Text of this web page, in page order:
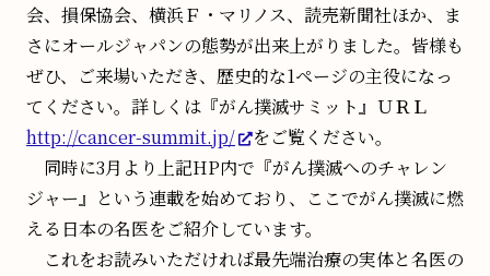
会、損保協会、横浜Ｆ・マリノス、読売新聞社ほか、ま
さにオールジャパンの態勢が出来上がりました。皆様も
ぜひ、ご来場いただき、歴史的な1ページの主役になっ
てください。詳しくは『がん撲滅サミット』ＵＲＬ
http://cancer-summit.jp/
をご覧ください。
同時に3月より上記HP内で『がん撲滅へのチャレン
ジャー』という連載を始めており、ここでがん撲滅に燃
える日本の名医をご紹介しています。
これをお読みいただければ最先端治療の実体と名医の